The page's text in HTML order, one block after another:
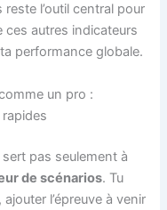
l’outil central pour
autres indicateurs
performance globale.
un pro :
pas seulement à
de scénarios. Tu
l’épreuve à venir